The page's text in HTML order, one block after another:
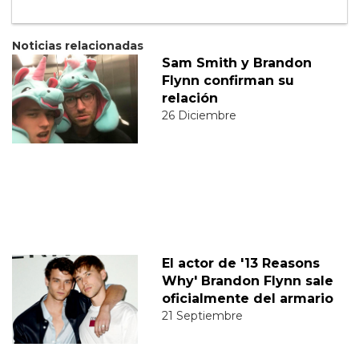
Noticias relacionadas
Sam Smith y Brandon
Flynn confirman su
relación
26 Diciembre
El actor de '13 Reasons
Why' Brandon Flynn sale
oficialmente del armario
21 Septiembre